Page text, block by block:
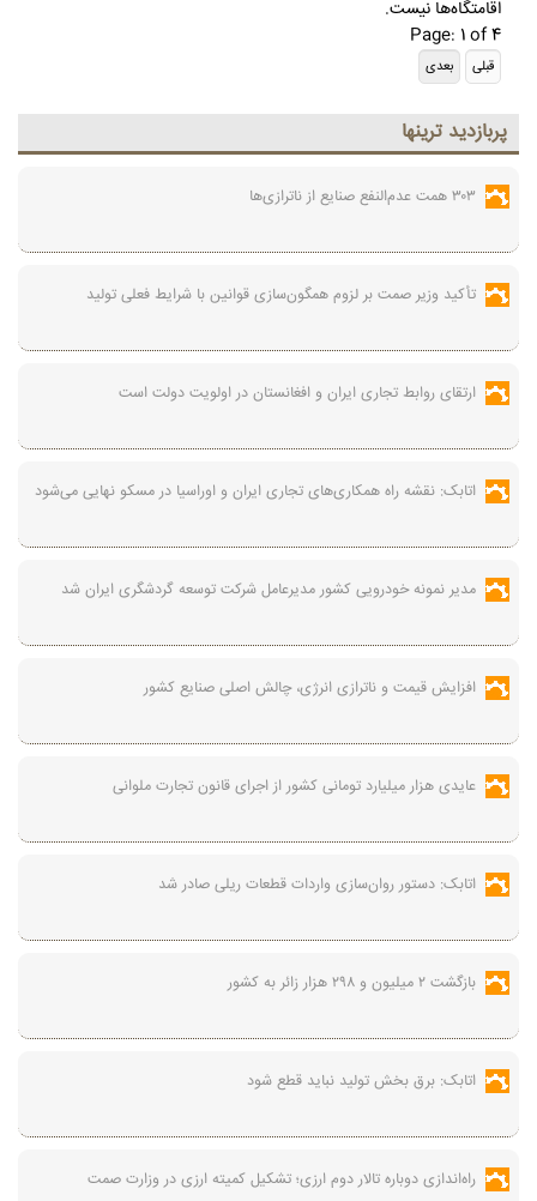
اقامتگاه‌ها نیست.
Page: 1 of 4
پربازديد ترينها
۳۰۳ همت عدم‌النفع صنایع از ناترازی‌ها
تأکید وزیر صمت بر لزوم همگون‌سازی قوانین با شرایط فعلی تولید
ارتقای روابط تجاری ایران و افغانستان در اولویت دولت است
اتابک: نقشه راه همکاری‌های تجاری ایران و اوراسیا در مسکو نهایی می‌شود
مدیر نمونه خودرویی کشور مدیرعامل شرکت توسعه گردشگری ایران شد
افزایش قیمت و ناترازی انرژی، چالش اصلی صنایع کشور
عایدی هزار میلیارد تومانی کشور از اجرای قانون تجارت ملوانی
اتابک: دستور روان‌سازی واردات قطعات ریلی صادر شد
بازگشت ۲ میلیون و ۲۹۸ هزار زائر به کشور
اتابک: برق بخش تولید نباید قطع شود
راه‌اندازی دوباره تالار دوم ارزی؛ تشکیل کمیته ارزی در وزارت صمت